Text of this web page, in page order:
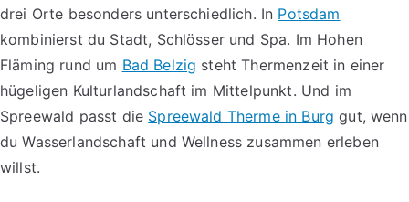
drei Orte besonders unterschiedlich. In Potsdam
kombinierst du Stadt, Schlösser und Spa. Im Hohen
Fläming rund um Bad Belzig steht Thermenzeit in einer
hügeligen Kulturlandschaft im Mittelpunkt. Und im
Spreewald passt die Spreewald Therme in Burg gut, wenn
du Wasserlandschaft und Wellness zusammen erleben
willst.